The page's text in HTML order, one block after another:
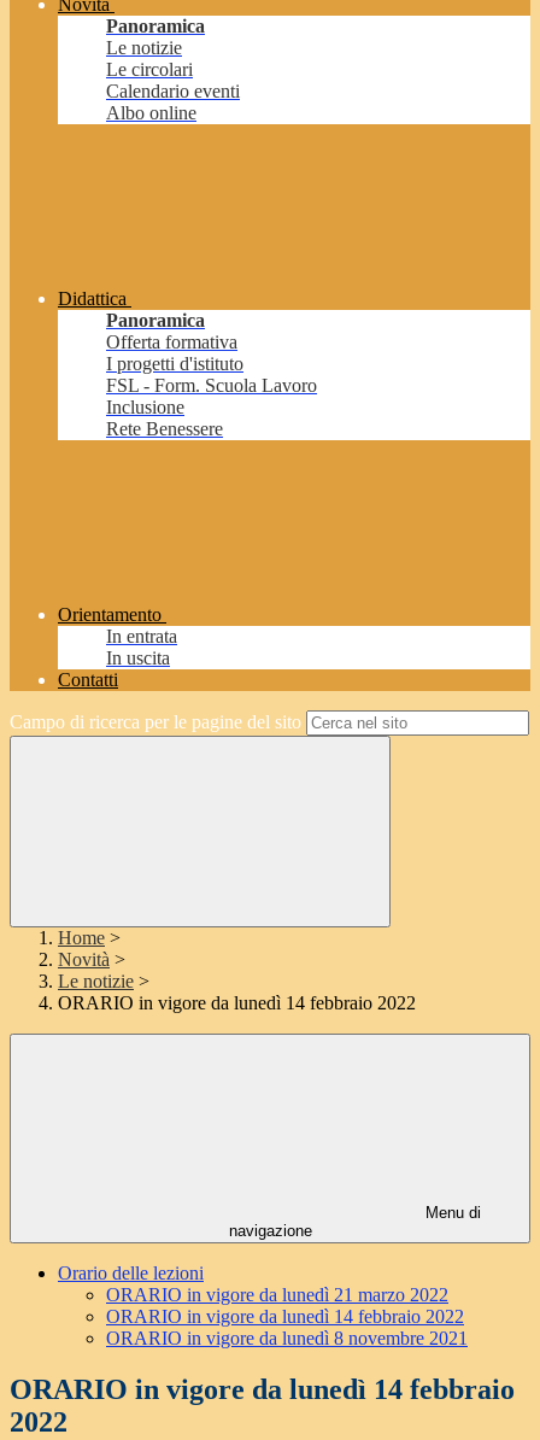
Novità
Panoramica
Le notizie
Le circolari
Calendario eventi
Albo online
Didattica
Panoramica
Offerta formativa
I progetti d'istituto
FSL - Form. Scuola Lavoro
Inclusione
Rete Benessere
Orientamento
In entrata
In uscita
Contatti
Campo di ricerca per le pagine del sito
Home >
Novità >
Le notizie >
ORARIO in vigore da lunedì 14 febbraio 2022
Menu di
navigazione
Orario delle lezioni
ORARIO in vigore da lunedì 21 marzo 2022
ORARIO in vigore da lunedì 14 febbraio 2022
ORARIO in vigore da lunedì 8 novembre 2021
ORARIO in vigore da lunedì 14 febbraio
2022